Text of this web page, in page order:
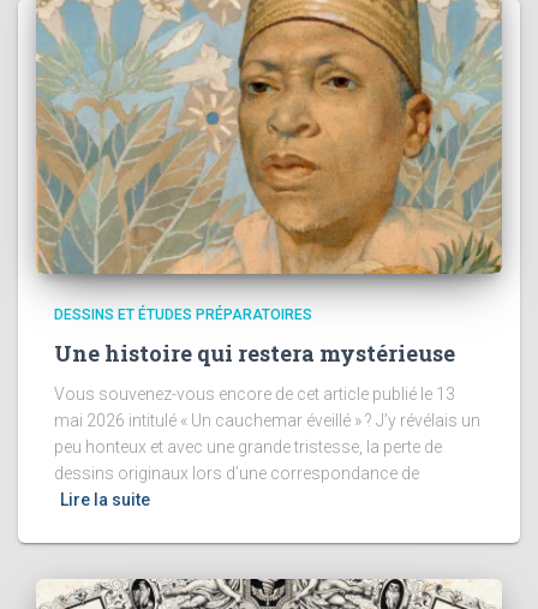
DESSINS ET ÉTUDES PRÉPARATOIRES
Une histoire qui restera mystérieuse
Vous souvenez-vous encore de cet article publié le 13
mai 2026 intitulé « Un cauchemar éveillé » ? J’y révélais un
peu honteux et avec une grande tristesse, la perte de
dessins originaux lors d’une correspondance de
Lire la suite